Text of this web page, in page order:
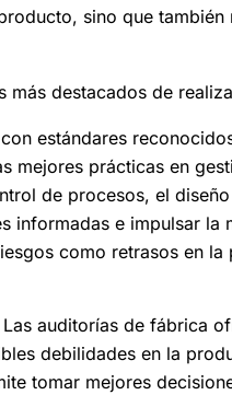
sino que
destacados de
estándares
mejores prácticas en
de procesos, el
informadas e impulsar la
como retrasos en
Las auditorías de fábrica
debilidades en la
tomar mejores